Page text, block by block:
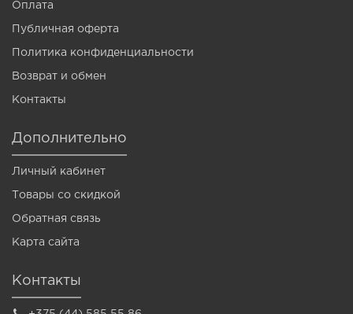
Оплата
Публичная оферта
Политика конфиденциальности
Возврат и обмен
Контакты
Дополнительно
Личный кабинет
Товары со скидкой
Обратная связь
Карта сайта
Контакты